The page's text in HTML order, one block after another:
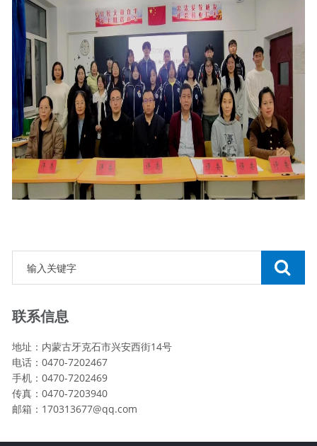
联系信息
地址：内蒙古牙克石市兴安西街14号
电话：0470-7202467
手机：0470-7202469
传真：0470-7203940
邮箱：170313677@qq.com